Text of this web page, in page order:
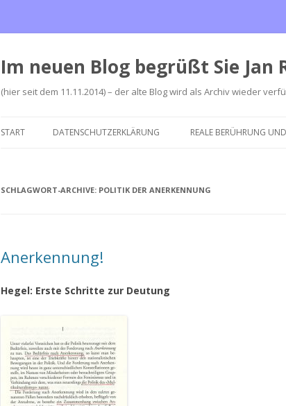
Im neuen Blog begrüßt Sie Jan
(hier seit dem 11.11.2014) – der alte Blog wird als Archiv wieder
START DATENSCHUTZERKLÄRUNG REALE BERÜHRUNG
SCHLAGWORT-ARCHIVE: POLITIK DER ANERKENNUNG
Anerkennung!
Hegel: Erste Schritte zur Deutung